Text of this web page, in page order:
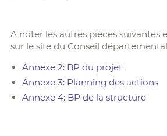
A noter les autres pièces suivantes
sur le site du Conseil
Annexe 2: BP du projet
Annexe 3: Planning des actions
Annexe 4: BP de la structure